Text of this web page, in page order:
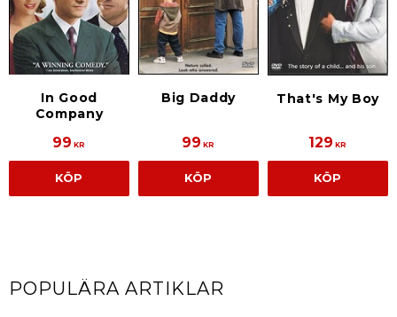
In Good
Company
99 KR
KÖP
Big Daddy
99 KR
KÖP
That's My Boy
129 KR
KÖP
POPULÄRA ARTIKLAR